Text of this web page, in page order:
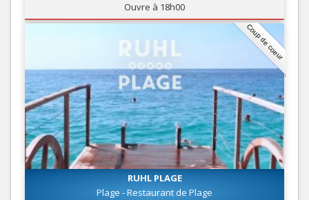
Ouvre à 18h00
Coup de coeur
RUHL PLAGE
Plage - Restaurant de Plage